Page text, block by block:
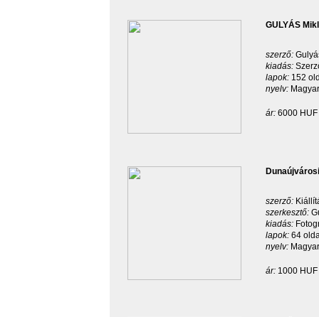
GULYÁS
szerző:
kiadás:
lapok: 152
nyelv:
ár: 6000 HUF
szerző:
szerkesztő:
kiadás:
lapok: 64
nyelv:
ár: 1000 HUF